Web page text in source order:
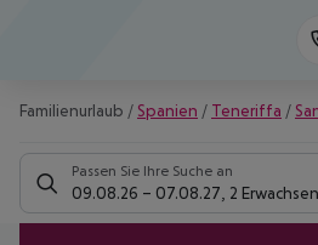
Familienurlaub / Spanien / Teneriffa /
Passen Sie Ihre Suche an
09.08.26 – 07.08.27 2